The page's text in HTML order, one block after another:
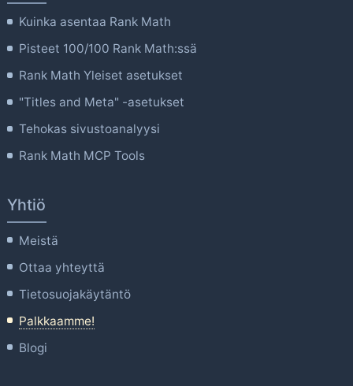
Kuinka asentaa Rank Math
Pisteet 100/100 Rank Math:ssä
Rank Math Yleiset asetukset
"Titles and Meta" -asetukset
Tehokas sivustoanalyysi
Rank Math MCP Tools
Yhtiö
Meistä
Ottaa yhteyttä
Tietosuojakäytäntö
Palkkaamme!
Blogi